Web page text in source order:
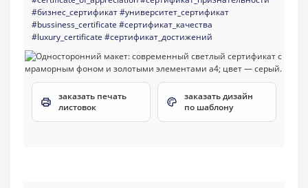
#бизнес_сертификат#университет_сертификат
#bussiness_certificate #сертификат_качества
#luxury_certificate #сертификат_достижений
заказать печать
листовок
заказать дизайн
по шаблону